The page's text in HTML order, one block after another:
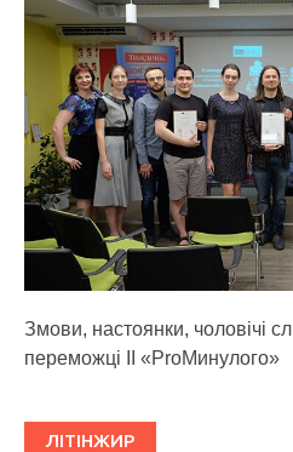
Змови, настоянки, чоловічі
переможці ІІ «ProМинулого»
ЛІТІНЖИР